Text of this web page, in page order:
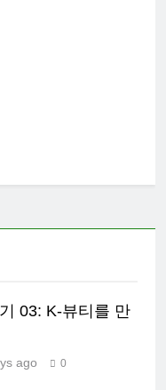
03: K-뷰티를 만
ago 0